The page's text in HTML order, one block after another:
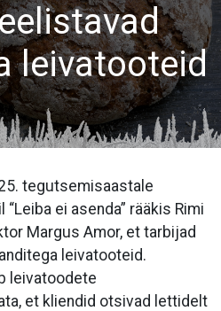
leivatooteid
tegutsemisaastale
ei asenda” rääkis Rimi
Margus Amor, et tarbijad
leivatooteid.
leivatoodete
et kliendid otsivad lettidelt